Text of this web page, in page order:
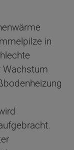
in
Wachstum